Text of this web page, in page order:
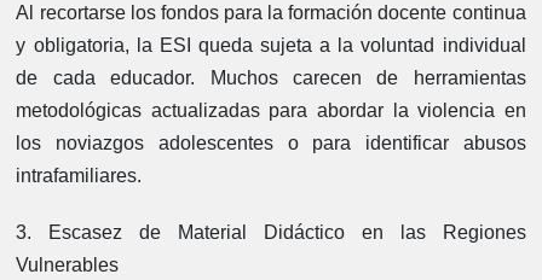
Al recortarse los fondos para la formación docente continua
y obligatoria, la ESI queda sujeta a la voluntad individual
de cada educador. Muchos carecen de herramientas
metodológicas actualizadas para abordar la violencia en
los noviazgos adolescentes o para identificar abusos
intrafamiliares.
3. Escasez de Material Didáctico en las Regiones
Vulnerables